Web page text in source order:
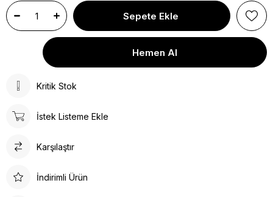
Kritik Stok
İstek Listeme Ekle
Karşılaştır
İndirimli Ürün